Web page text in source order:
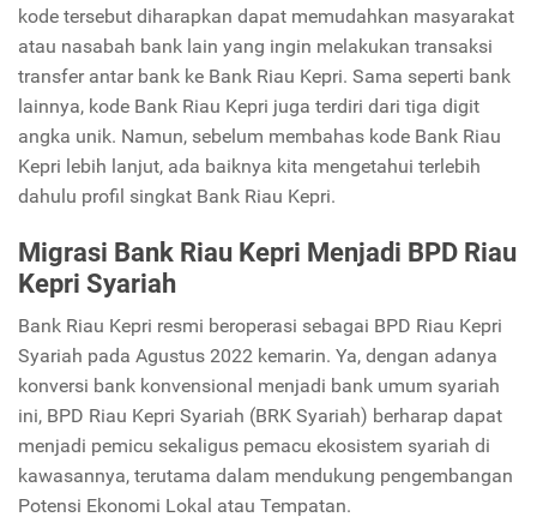
kode tersebut diharapkan dapat memudahkan masyarakat
atau nasabah bank lain yang ingin melakukan transaksi
transfer antar bank ke Bank Riau Kepri. Sama seperti bank
lainnya, kode Bank Riau Kepri juga terdiri dari tiga digit
angka unik. Namun, sebelum membahas kode Bank Riau
Kepri lebih lanjut, ada baiknya kita mengetahui terlebih
dahulu profil singkat Bank Riau Kepri.
Migrasi Bank Riau Kepri Menjadi BPD Riau
Kepri Syariah
Bank Riau Kepri resmi beroperasi sebagai BPD Riau Kepri
Syariah pada Agustus 2022 kemarin. Ya, dengan adanya
konversi bank konvensional menjadi bank umum syariah
ini, BPD Riau Kepri Syariah (BRK Syariah) berharap dapat
menjadi pemicu sekaligus pemacu ekosistem syariah di
kawasannya, terutama dalam mendukung pengembangan
Potensi Ekonomi Lokal atau Tempatan.